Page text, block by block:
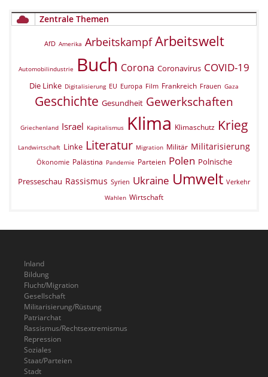
Zentrale Themen
AfD Amerika Arbeitskampf Arbeitswelt
Automobilindustrie Buch Corona Coronavirus COVID-19
Die Linke Digitalisierung EU Europa Film Frankreich Frauen Gaza
Geschichte Gesundheit Gewerkschaften
Griechenland Israel Kapitalismus Klima Klimaschutz Krieg
Landwirtschaft Linke Literatur Migration Militär Militarisierung
Ökonomie Palästina Pandemie Parteien Polen Polnische
Presseschau Rassismus Syrien Ukraine Umwelt Verkehr
Wahlen Wirtschaft
Inland
Bildung
Flucht/Migration
Gesellschaft
Militarisierung/Rüstung
Patriarchat
Rassismus/Rechtsextremismus
Repression
Soziales
Staat/Parteien
Stadt